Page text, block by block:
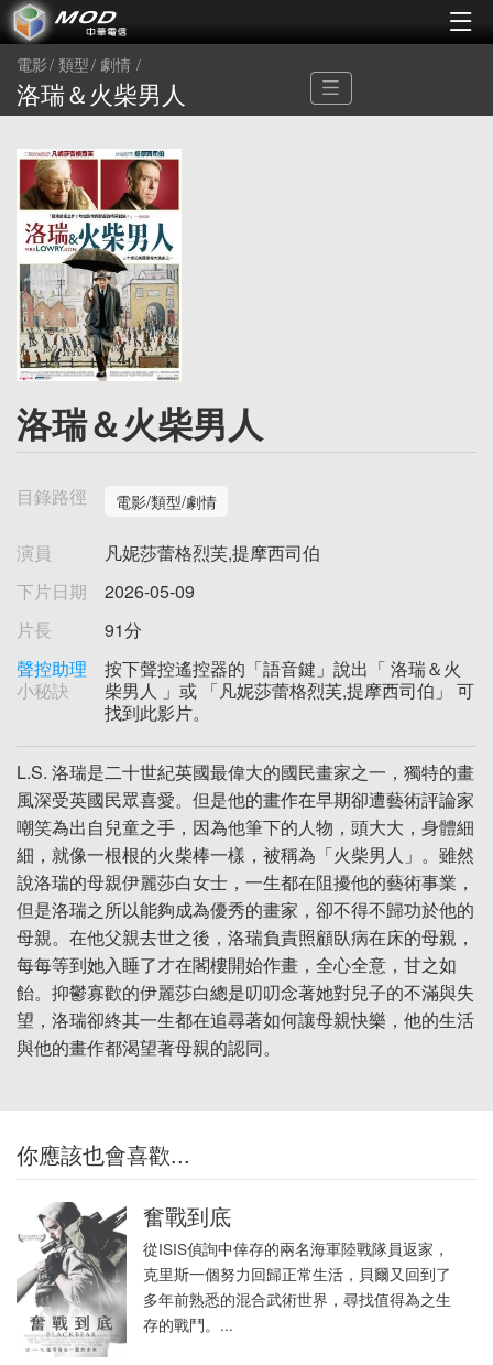
電影 類型 劇情
洛瑞＆火柴男人
洛瑞＆火柴男人
目錄路徑 電影/類型/劇情
演員
凡妮莎蕾格烈芙,提摩西司伯
下片日期
2026-05-09
片長
91分
聲控助理
小秘訣
按下聲控遙控器的「語音鍵」說出「 洛瑞＆火
柴男人 」或 「凡妮莎蕾格烈芙,提摩西司伯」 可
找到此影片。
L.S. 洛瑞是二十世紀英國最偉大的國民畫家之一，獨特的畫
風深受英國民眾喜愛。但是他的畫作在早期卻遭藝術評論家
嘲笑為出自兒童之手，因為他筆下的人物，頭大大，身體細
細，就像一根根的火柴棒一樣，被稱為「火柴男人」。雖然
說洛瑞的母親伊麗莎白女士，一生都在阻擾他的藝術事業，
但是洛瑞之所以能夠成為優秀的畫家，卻不得不歸功於他的
母親。在他父親去世之後，洛瑞負責照顧臥病在床的母親，
每每等到她入睡了才在閣樓開始作畫，全心全意，甘之如
飴。抑鬱寡歡的伊麗莎白總是叨叨念著她對兒子的不滿與失
望，洛瑞卻終其一生都在追尋著如何讓母親快樂，他的生活
與他的畫作都渴望著母親的認同。
你應該也會喜歡...
奮戰到底
從ISIS偵詢中倖存的兩名海軍陸戰隊員返家，
克里斯一個努力回歸正常生活，貝爾又回到了
多年前熟悉的混合武術世界，尋找值得為之生
存的戰鬥。...